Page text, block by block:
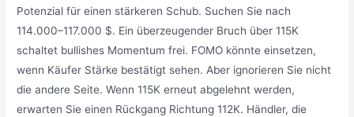
Potenzial für einen stärkeren Schub. Suchen Sie nach
114.000–117.000 $. Ein überzeugender Bruch über 115K
schaltet bullishes Momentum frei. FOMO könnte einsetzen,
wenn Käufer Stärke bestätigt sehen. Aber ignorieren Sie nicht
die andere Seite. Wenn 115K erneut abgelehnt werden,
erwarten Sie einen Rückgang Richtung 112K. Händler, die